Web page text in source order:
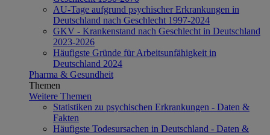
AU-Tage aufgrund psychischer Erkrankungen in
Deutschland nach Geschlecht 1997-2024
GKV - Krankenstand nach Geschlecht in Deutschland
2023-2026
Häufigste Gründe für Arbeitsunfähigkeit in
Deutschland 2024
Pharma & Gesundheit
Themen
Weitere Themen
Statistiken zu psychischen Erkrankungen - Daten &
Fakten
Häufigste Todesursachen in Deutschland - Daten &